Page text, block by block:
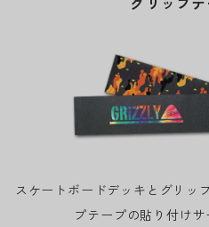
グリップ
スケートボードデッキとグリッ
プテープの貼り付けサ